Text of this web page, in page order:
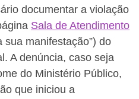
documentar a violação
Sala de Atendimento
sua manifestação”) do
A denúncia, caso seja
do Ministério Público,
que iniciou a